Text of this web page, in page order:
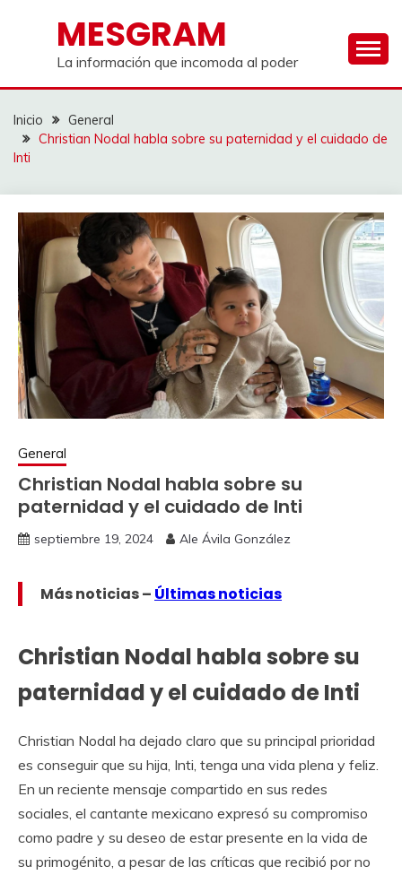
contenidoMESGRAM
La información que incomoda al poder
Inicio
General
Christian Nodal habla sobre su paternidad y el cuidado de
Inti
General
Christian Nodal habla sobre su
paternidad y el cuidado de Inti
septiembre 19, 2024 Ale Ávila González
Más noticias – Últimas noticias
Christian Nodal habla sobre su
paternidad y el cuidado de Inti
Christian Nodal ha dejado claro que su principal prioridad
es conseguir que su hija, Inti, tenga una vida plena y feliz.
En un reciente mensaje compartido en sus redes
sociales, el cantante mexicano expresó su compromiso
como padre y su deseo de estar presente en la vida de
su primogénito, a pesar de las críticas que recibió por no